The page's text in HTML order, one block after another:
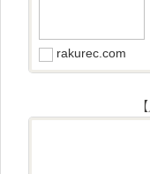
rakurec.com